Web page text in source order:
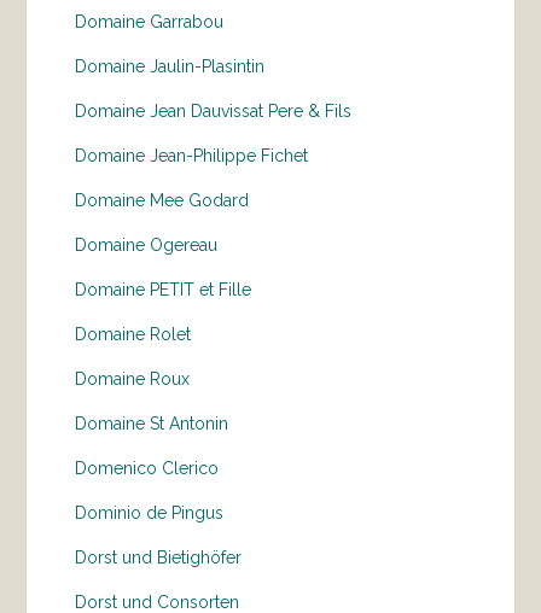
Domaine Garrabou
Domaine Jaulin-Plasintin
Domaine Jean Dauvissat Pere & Fils
Domaine Jean-Philippe Fichet
Domaine Mee Godard
Domaine Ogereau
Domaine PETIT et Fille
Domaine Rolet
Domaine Roux
Domaine St Antonin
Domenico Clerico
Dominio de Pingus
Dorst und Bietighöfer
Dorst und Consorten